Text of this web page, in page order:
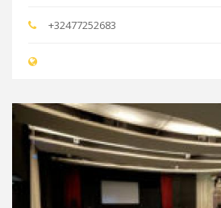
+32477252683